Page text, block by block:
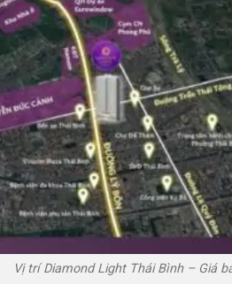
Vị trí Diamond Light Thái Bình – Giá